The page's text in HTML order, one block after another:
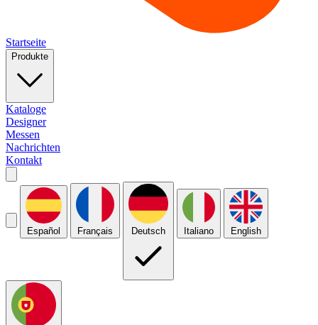
Startseite
Produkte
Kataloge
Designer
Messen
Nachrichten
Kontakt
Español Français Deutsch Italiano English